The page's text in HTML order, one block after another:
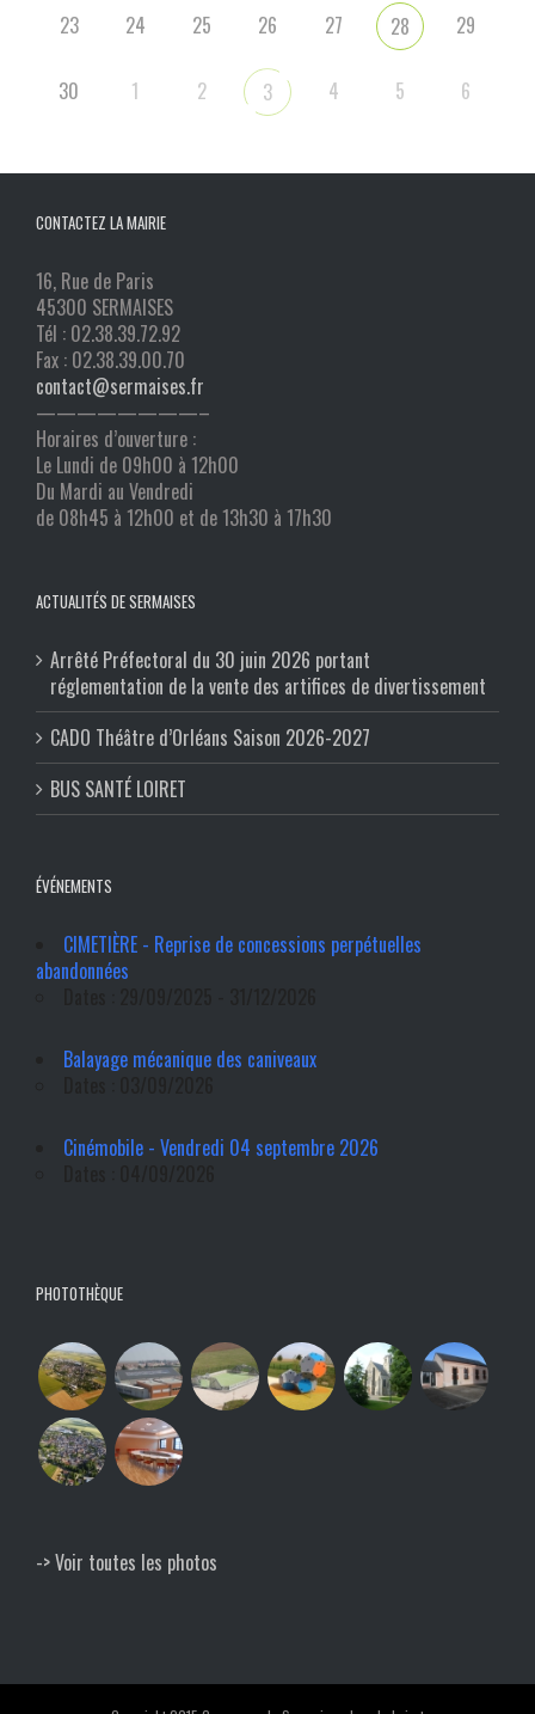
23 24 25 26 27 28 29
30 1 2 3 4 5 6
CONTACTEZ LA MAIRIE
16, Rue de Paris
45300 SERMAISES
Tél : 02.38.39.72.92
Fax : 02.38.39.00.70
contact@sermaises.fr
————————–
Horaires d’ouverture :
Le Lundi de 09h00 à 12h00
Du Mardi au Vendredi
de 08h45 à 12h00 et de 13h30 à 17h30
ACTUALITÉS DE SERMAISES
Arrêté Préfectoral du 30 juin 2026 portant
réglementation de la vente des artifices de divertissement
CADO Théâtre d’Orléans Saison 2026-2027
BUS SANTÉ LOIRET
ÉVÉNEMENTS
CIMETIÈRE - Reprise de concessions perpétuelles
abandonnées
Balayage mécanique des caniveaux
Cinémobile - Vendredi 04 septembre 2026
PHOTOTHÈQUE
-> Voir toutes les photos